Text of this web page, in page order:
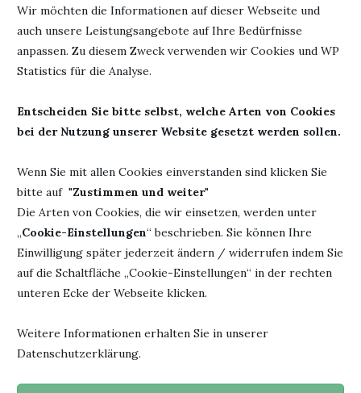
Wir möchten die Informationen auf dieser Webseite und
auch unsere Leistungsangebote auf Ihre Bedürfnisse
anpassen. Zu diesem Zweck verwenden wir Cookies und WP
Statistics für die Analyse.
Entscheiden Sie bitte selbst, welche Arten von Cookies
bei der Nutzung unserer Website gesetzt werden sollen.
Wenn Sie mit allen Cookies einverstanden sind klicken Sie
bitte auf "Zustimmen und weiter"
Die Arten von Cookies, die wir einsetzen, werden unter
„Cookie-Einstellungen“ beschrieben. Sie können Ihre
Einwilligung später jederzeit ändern / widerrufen indem Sie
auf die Schaltfläche „Cookie-Einstellungen“ in der rechten
unteren Ecke der Webseite klicken.
Weitere Informationen erhalten Sie in unserer
Datenschutzerklärung.
DER...
15. Mai 2022
HINTERLASSE EINEN KOMMENTAR